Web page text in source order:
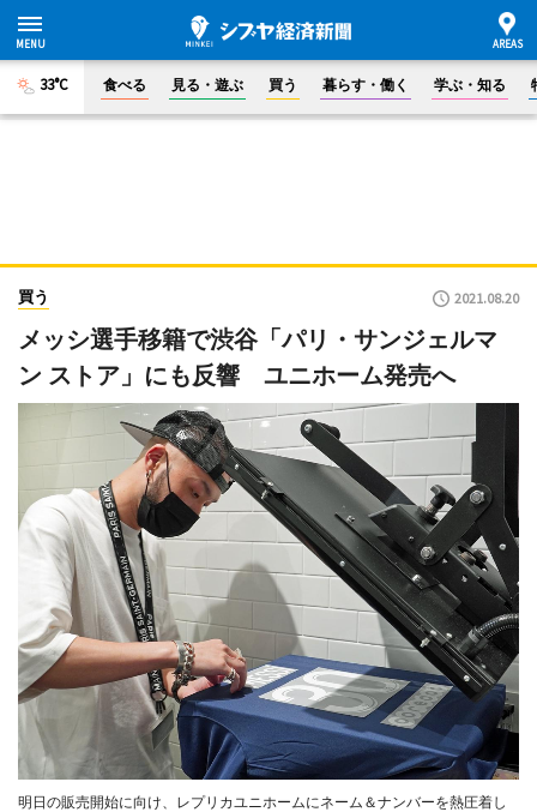
33°C 食べる 見る・遊ぶ 買う 暮らす・働く 学ぶ・知る
買う 2021.08.20
メッシ選手移籍で渋谷「パリ・サンジェルマ
ン ストア」にも反響 ユニホーム発売へ
明日の販売開始に向け、レプリカユニホームにネーム＆ナンバーを熱圧着し